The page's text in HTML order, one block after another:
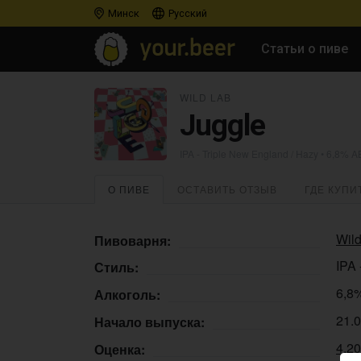
Минск Русский
Статьи о пиве
Juggle
О ПИВЕ
Пивоварня:
Стиль:
Алкоголь:
Начало выпуска:
Оценка: